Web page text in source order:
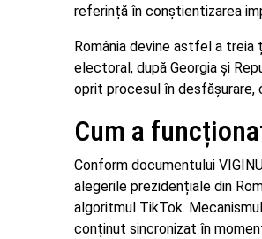
referință în conștientizarea
România devine astfel a
electoral, după Georgia și
oprit procesul în
Cum a
Conform documentului
alegerile prezidențiale din
algoritmul TikTok.
conținut sincronizat în